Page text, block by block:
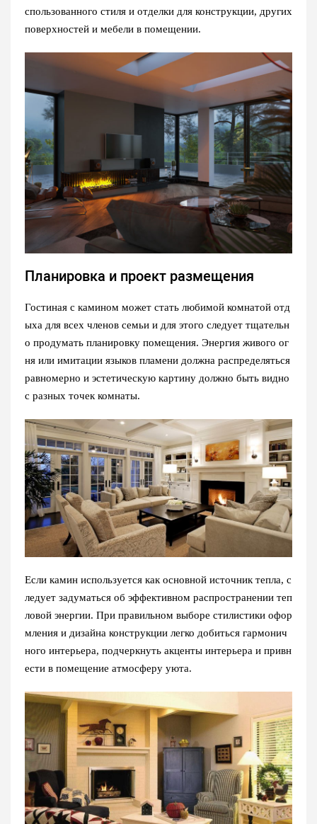
спользованного стиля и отделки для конструкции, других
поверхностей и мебели в помещении.
Планировка и проект размещения
Гостиная с камином может стать любимой комнатой отд
ыха для всех членов семьи и для этого следует тщательн
о продумать планировку помещения. Энергия живого ог
ня или имитации языков пламени должна распределяться
равномерно и эстетическую картину должно быть видно
с разных точек комнаты.
Если камин используется как основной источник тепла, с
ледует задуматься об эффективном распространении теп
ловой энергии. При правильном выборе стилистики офор
мления и дизайна конструкции легко добиться гармонич
ного интерьера, подчеркнуть акценты интерьера и привн
ести в помещение атмосферу уюта.